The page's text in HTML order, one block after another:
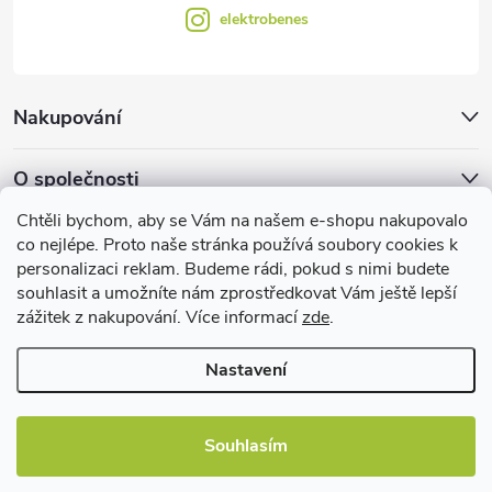
Chtěli bychom, aby se Vám na našem e-shopu nakupovalo
co nejlépe. Proto naše stránka používá soubory cookies k
personalizaci reklam. Budeme rádi, pokud s nimi budete
souhlasit a umožníte nám zprostředkovat Vám ještě lepší
zážitek z nakupování. Více informacízde.
Nastavení
Souhlasím
Nakupování
O společnosti
Facebook
elektrobenes
Užitečné informace